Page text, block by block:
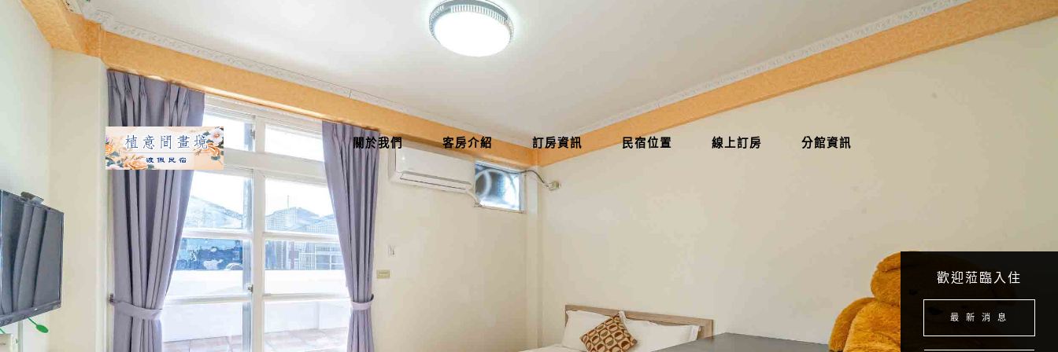
歡迎蒞臨入住
最 新 消 息
關於我們 客房介紹 訂房資訊 民宿位置 線上訂房 分館資訊